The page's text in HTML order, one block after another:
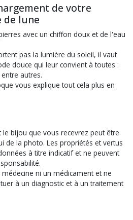
de votre
de lune
avec un chiffon doux et de l'eau
pas la lumière du soleil, il vaut
douce qui leur convient à toutes :
autres.
vous explique tout cela plus en
bijou que vous recevrez peut être
de la photo. Les propriétés et vertus
à titre indicatif et ne peuvent
ni un médicament et ne
à un diagnostic et à un traitement